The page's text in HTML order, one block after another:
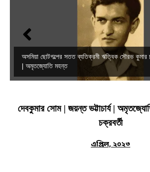
অসমিয়া ছোটগল্পের সতত ব্যতিক্রমী ঋত্বিক সৌরভ
| অমৃতজ্যোতি মহন্ত
দেবকুমার সোম | জয়ন্ত ভট্টাচার্য |
চক্রবর্তী
এপ্রিল, ২০২৩